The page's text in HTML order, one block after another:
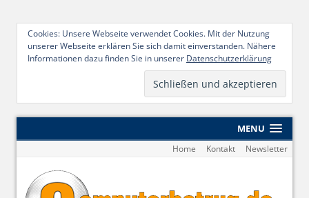
Cookies: Unsere Webseite verwendet Cookies. Mit der Nutzung
unserer Webseite erklären Sie sich damit einverstanden. Nähere
Informationen dazu finden Sie in unserer Datenschutzerklärung
MENU
Home Kontakt Newsletter